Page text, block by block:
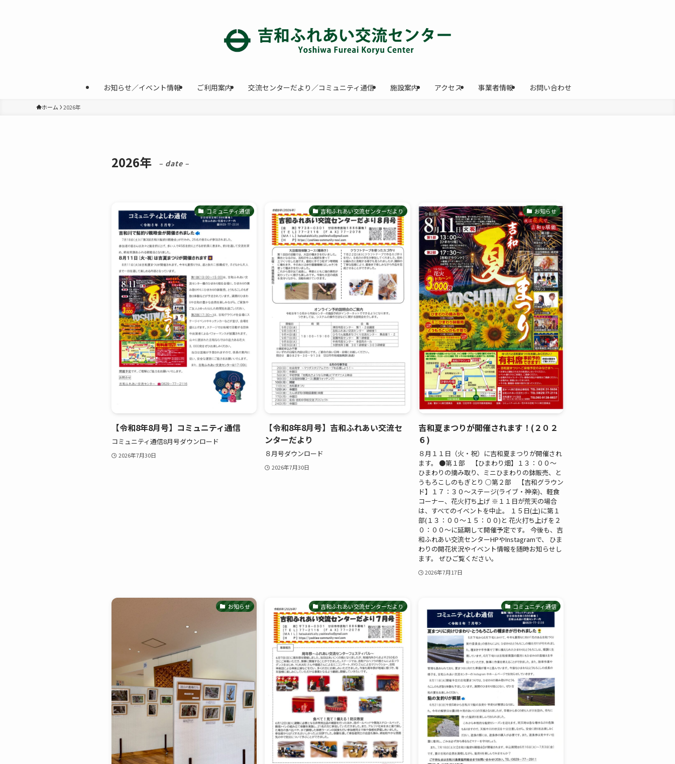
お知らせ／イベント情報 ご利用案内 交流センターだより／コミュニティ通信 施設案内 アクセス 事業者情報 お問い合わせ
ホーム 2026年
2026年 – date –
コミュニティ通信
【令和8年8月号】コミュニティ通信
コミュニティ通信8月号ダウンロード
2026年7月30日
吉和ふれあい交流センターだより
【令和8年8月号】吉和ふれあい交流セ
ンターだより
８月号ダウンロード
2026年7月30日
お知らせ
吉和夏まつりが開催されます！(２０２
６)
８月１１日（火・祝）に吉和夏まつりが開催され
ます。 ●第１部 【ひまわり畑】１３：００～
ひまわりの摘み取り、ミニひまわりの鉢販売、と
うもろこしのもぎとり ○第２部 【吉和グラウン
ド】１７：３０～ステージ(ライブ・神楽)、軽食
コーナー、花火打ち上げ ※１１日が荒天の場合
は、すべてのイベントを中止。 １５日(土)に第１
部(１３：００～１５：００)と 花火打ち上げを２
０：００～に延期して開催予定です。 今後も、吉
和ふれあい交流センターHPやInstagramで、 ひま
わりの開花状況やイベント情報を随時お知らせし
ます。 ぜひご覧ください。
2026年7月17日
お知らせ 吉和ふれあい交流センターだより コミュニティ通信